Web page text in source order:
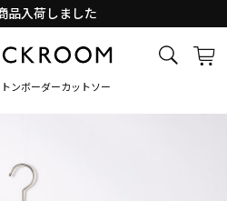
品入荷しました
ンボーダーカットソー